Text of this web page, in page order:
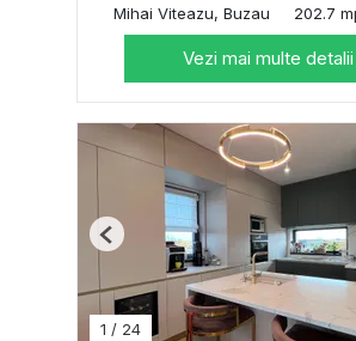
Mihai Viteazu, Buzau
202.7
Vezi mai multe detalii
1 / 24
Previous